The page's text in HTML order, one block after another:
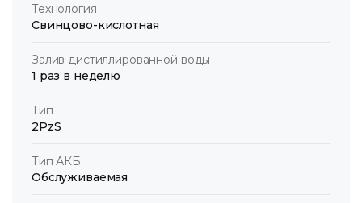
Технология
Свинцово-кислотная
Залив дистиллированной воды
1 раз в неделю
Тип
2PzS
Тип АКБ
Обслуживаемая